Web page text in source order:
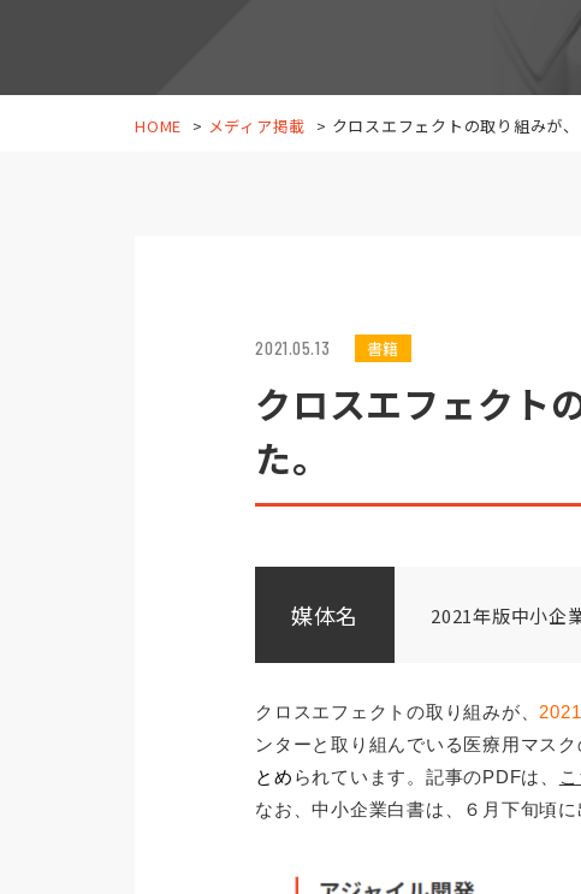
HOME メディア掲載 クロスエフェクトの取り組みが、 中
2021.05.13 書籍
クロスエフェクト
た。
媒体名 2021年版中小企
クロスエフェクトの取り組みが、
ンターと取り組んでいる医療用マスク
とめ られています。記事のPDFは、
なお、中小企業白書は、６月下旬頃に